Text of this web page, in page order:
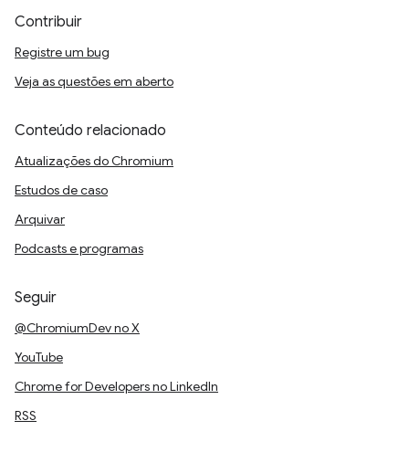
Contribuir
Registre um bug
Veja as questões em aberto
Conteúdo relacionado
Atualizações do Chromium
Estudos de caso
Arquivar
Podcasts e programas
Seguir
@ChromiumDev no X
YouTube
Chrome for Developers no LinkedIn
RSS